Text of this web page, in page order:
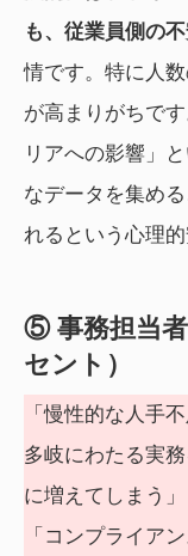
も、従業員側の
情です。特に人
が高まりがちで
リアへの影響」
なデータを集め
れるという心理
⑤ 事務担当
セント）
「慢性的な人手
多岐にわたる実
に増えてしまう」
「コンプライア